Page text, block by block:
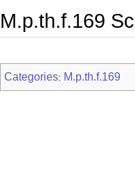
M.p.th.f.169
Categories: M.p.th.f.169